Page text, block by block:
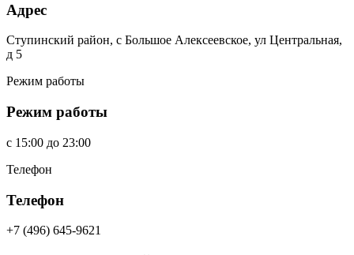
Адрес
Ступинский район, с Большое Алексеевское, ул Центральная,
д 5
Режим работы
Режим работы
c 15:00 до 23:00
Телефон
Телефон
+7 (496) 645-9621